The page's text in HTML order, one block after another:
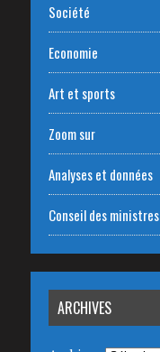
Société
Economie
Art et sports
Zoom sur
Analyses et données
Conseil des ministres
ARCHIVES